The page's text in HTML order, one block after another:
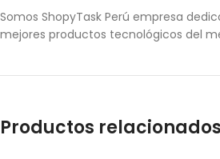
Somos ShopyTask Perú empresa
mejores productos tecnológicos del
Productos relacionados